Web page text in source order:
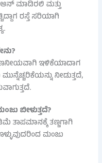
ಆನ್ ಮಾಡಿರಲಿ ಮತ್ತು
ರಸ್ತೆ ಸರಿಯಾಗಿ
ಇಳಿಕೆಯಾದಾಗ
ನೀಡುತ್ತದೆ,
ಬೀಳುತ್ತದೆ?
ತಾಪಮಾನಕ್ಕೆ ತಣ್ಣಗಾಗಿ
ಮಂಜು